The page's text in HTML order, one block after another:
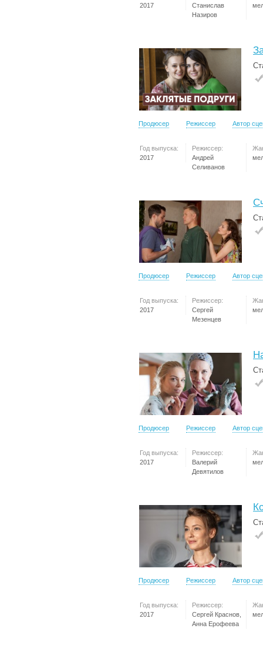
2017
Станислав
Назиров
Продюсер Режиссер Автор
Год выпуска:
2017
Режиссер:
Андрей
Селиванов
Продюсер Режиссер Автор
Год выпуска:
2017
Режиссер:
Сергей
Мезенцев
Продюсер Режиссер Автор
Год выпуска:
2017
Режиссер:
Валерий
Девятилов
Продюсер Режиссер Автор
Год выпуска:
2017
Режиссер:
Сергей Краснов,
Анна Ерофеева